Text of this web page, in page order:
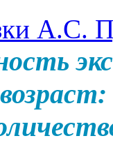
А.С.